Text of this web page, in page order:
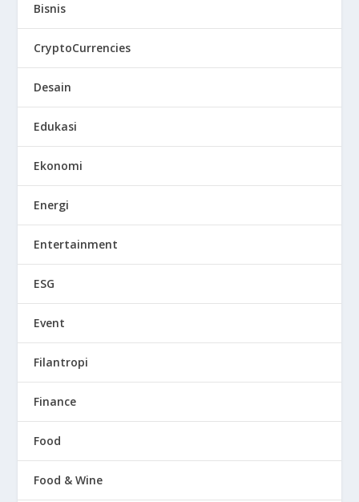
Bisnis
CryptoCurrencies
Desain
Edukasi
Ekonomi
Energi
Entertainment
ESG
Event
Filantropi
Finance
Food
Food & Wine